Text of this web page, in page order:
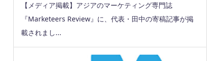
【メディア掲載】アジアのマーケティング専門誌
『Marketeers Review』に、代表・田中の寄稿記事が掲
載されまし...